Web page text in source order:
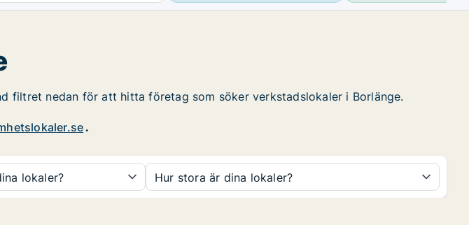
filtret nedan för att hitta företag som söker verkstadslokaler i Borlänge.
.
lokaler? Hur stora är dina lokaler?